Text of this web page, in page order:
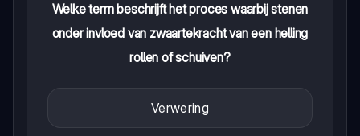
Welke term beschrijft het proces waarbij stenen
onder invloed van zwaartekracht van een helling
rollen of schuiven?
Verwering